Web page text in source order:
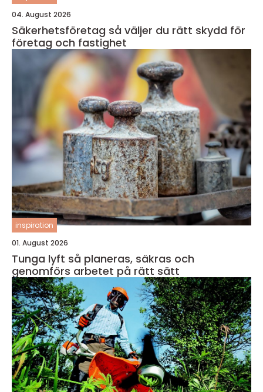
04. August 2026
Säkerhetsföretag så väljer du rätt skydd för
företag och fastighet
inspiration
01. August 2026
Tunga lyft så planeras, säkras och
genomförs arbetet på rätt sätt